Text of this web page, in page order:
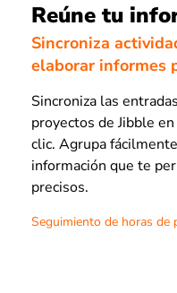
Reúne tu
Sincroniza
elaborar informes
Sincroniza las
proyectos de Jibble
clic. Agrupa
información que te
precisos.
Seguimiento de horas de